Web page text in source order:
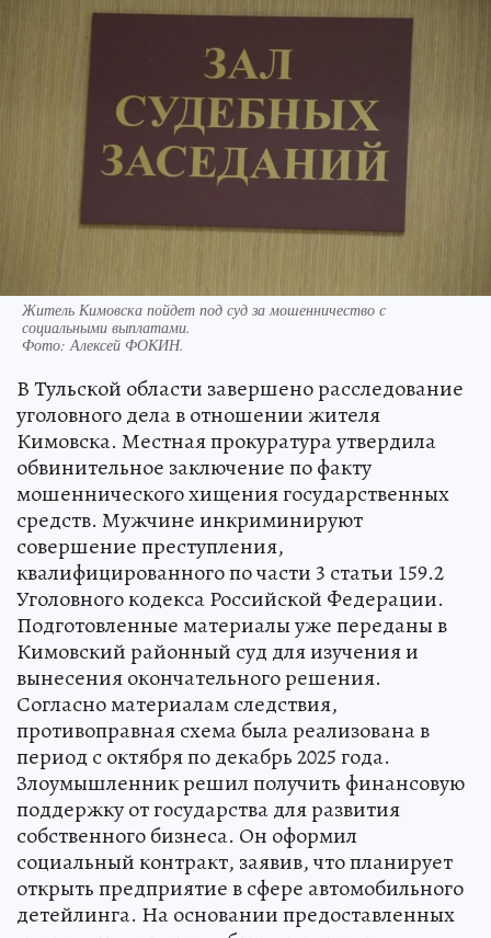
Житель Кимовска пойдет под суд за мошенничество с
социальными выплатами.
Фото:Алексей ФОКИН.
В Тульской области завершено расследование
уголовного дела в отношении жителя
Кимовска. Местная прокуратура утвердила
обвинительное заключение по факту
мошеннического хищения государственных
средств. Мужчине инкриминируют
совершение преступления,
квалифицированного по части 3 статьи 159.2
Уголовного кодекса Российской Федерации.
Подготовленные материалы уже переданы в
Кимовский районный суд для изучения и
вынесения окончательного решения.
Согласно материалам следствия,
противоправная схема была реализована в
период с октября по декабрь 2025 года.
Злоумышленник решил получить финансовую
поддержку от государства для развития
собственного бизнеса. Он оформил
социальный контракт, заявив, что планирует
открыть предприятие в сфере автомобильного
детейлинга. На основании предоставленных